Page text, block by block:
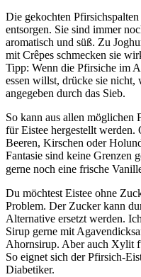
Die gekochten
entsorgen. Sie sind immer
aromatisch und süß. Zu
mit Crêpes schmecken sie
Tipp: Wenn die Pfirsiche im
essen willst, drücke sie nicht,
angegeben durch das Sieb.
So kann aus allen möglichen
für Eistee hergestellt werden.
Beeren, Kirschen oder
Fantasie sind keine Grenzen
gerne noch eine frische
Du möchtest Eistee ohne
Problem. Der Zucker kann
Alternative ersetzt werden.
Sirup gerne mit
Ahornsirup. Aber auch Xylit
So eignet sich der Pfirsich-
Diabetiker.